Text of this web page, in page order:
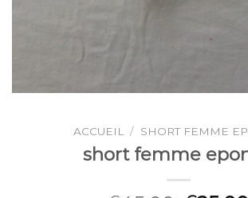
ACCUEIL / SHORT FEMME
short femme